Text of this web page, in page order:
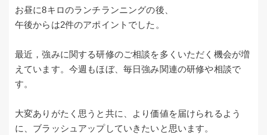
お昼に8キロのランチランニングの後、
午後からは2件のアポイントでした。
最近，強みに関する研修のご相談を多くいただく機会が増
えています。今週もほぼ、毎日強み関連の研修や相談で
す。
大変ありがたく思うと共に、より価値を届けられるよう
に、ブラッシュアップしていきたいと思います。